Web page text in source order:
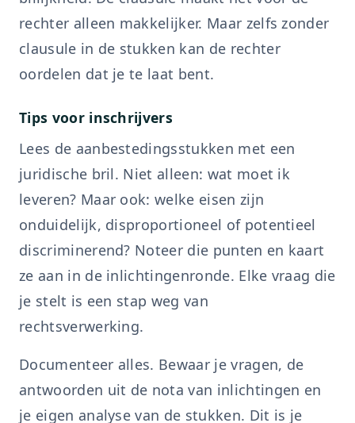
rechter alleen makkelijker. Maar zelfs zonder
clausule in de stukken kan de rechter
oordelen dat je te laat bent.
Tips voor inschrijvers
Lees de aanbestedingsstukken met een
juridische bril. Niet alleen: wat moet ik
leveren? Maar ook: welke eisen zijn
onduidelijk, disproportioneel of potentieel
discriminerend? Noteer die punten en kaart
ze aan in de inlichtingenronde. Elke vraag die
je stelt is een stap weg van
rechtsverwerking.
Documenteer alles. Bewaar je vragen, de
antwoorden uit de nota van inlichtingen en
je eigen analyse van de stukken. Dit is je